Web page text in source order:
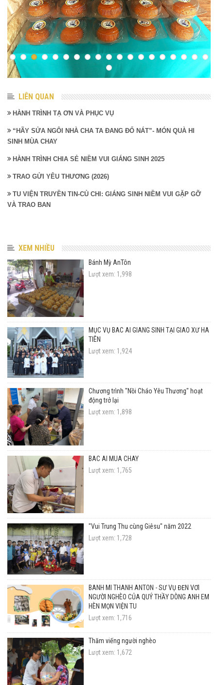
LIÊN QUAN
HÀNH TRÌNH TẠ ƠN VÀ PHỤC VỤ
“HÃY SỬA NGÔI NHÀ CHA TA ĐANG ĐỔ NÁT”- MÓN QUÀ HI
SINH MÙA CHAY
HÀNH TRÌNH CHIA SẺ NIỀM VUI GIÁNG SINH 2025
TRAO GỬI YÊU THƯƠNG (2026)
TU VIỆN TRUYỀN TIN-CỦ CHI: GIÁNG SINH NIỀM VUI GẶP GỠ
VÀ TRAO BAN
XEM NHIỀU
Bánh Mỳ AnTôn
Lượt xem: 1,998
MỤC VỤ BÁC ÁI GIÁNG SINH TẠI GIÁO XỨ HÀ
TIÊN
Lượt xem: 1,924
Chương trình "Nồi Cháo Yêu Thương" hoạt
động trở lại
Lượt xem: 1,898
BÁC ÁI MÙA CHAY
Lượt xem: 1,765
"Vui Trung Thu cùng Giêsu" năm 2022
Lượt xem: 1,728
BÁNH MÌ THÁNH ANTÔN - SỨ VỤ ĐẾN VỚI
NGƯỜI NGHÈO CỦA QUÝ THẦY DÒNG ANH EM
HÈN MỌN VIỆN TU
Lượt xem: 1,716
Thăm viếng người nghèo
Lượt xem: 1,672